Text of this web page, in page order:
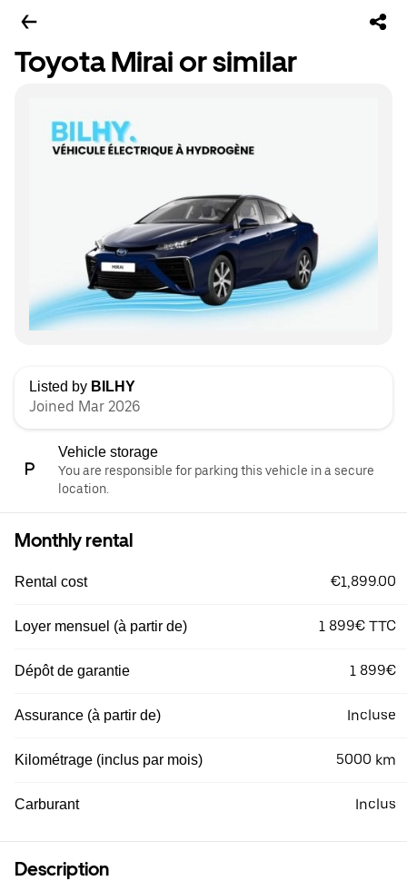
Toyota Mirai or similar
Listed by BILHY
Joined Mar 2026
Vehicle storage
You are responsible for parking this vehicle in a secure
location.
Monthly rental
Rental cost €1,899.00
Loyer mensuel (à partir de) 1 899€ TTC
Dépôt de garantie 1 899€
Assurance (à partir de) Incluse
Kilométrage (inclus par mois) 5000 km
Carburant Inclus
Description